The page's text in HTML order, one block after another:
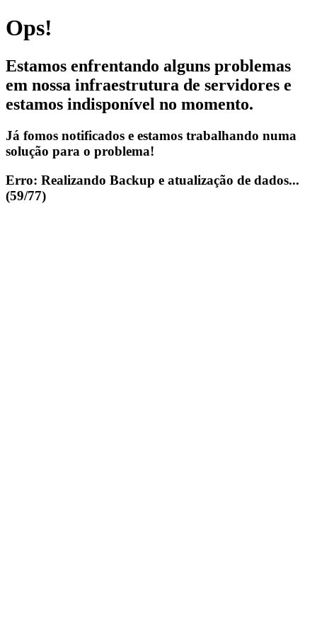
Ops!
Estamos enfrentando alguns problemas
em nossa infraestrutura de servidores e
estamos indisponível no momento.
Já fomos notificados e estamos trabalhando numa
solução para o problema!
Erro: Realizando Backup e atualização de dados...
(59/77)